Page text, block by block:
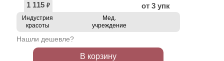
1 115 ₽ от 3 упк
Индустрия
красоты
Мед.
учреждение
Нашли дешевле?
В корзину